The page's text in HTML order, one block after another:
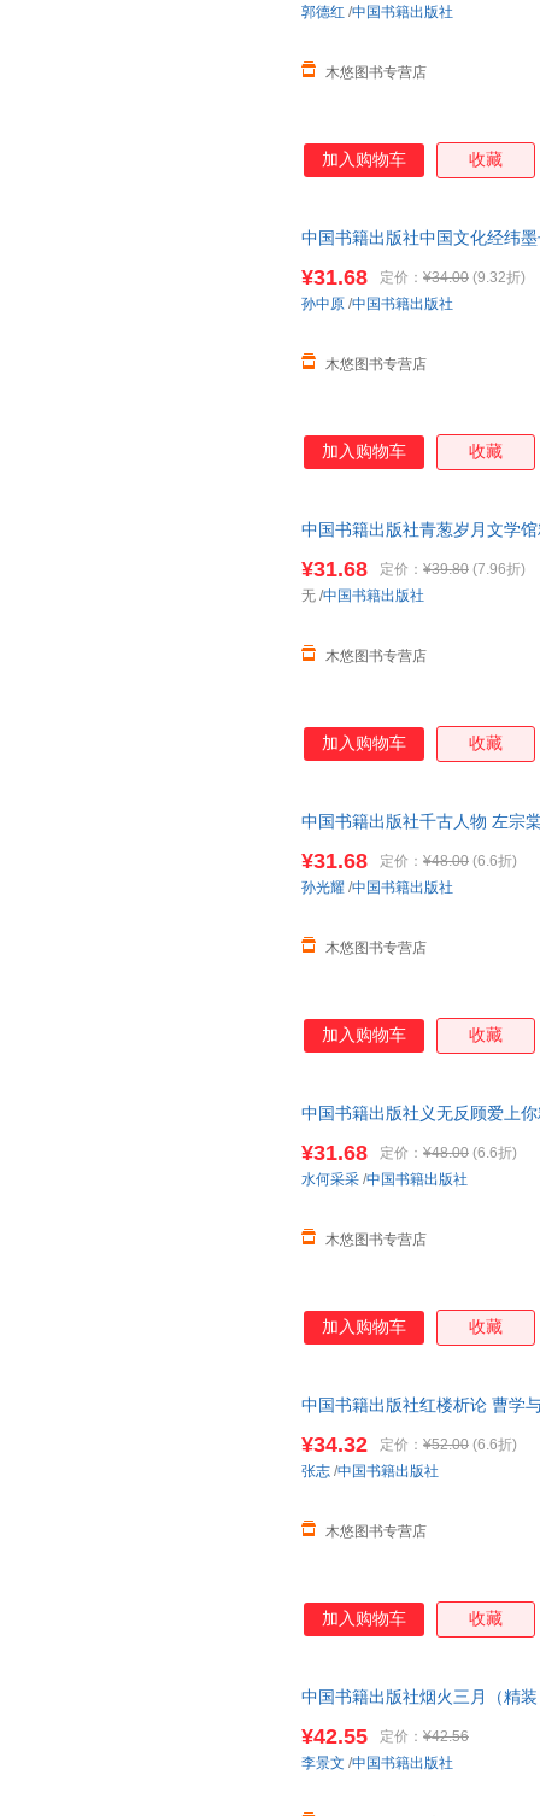
木悠图书专营店
郭德红 /中国书籍出版社
加入购物车 收藏
中国书籍出版社中国文化经纬
¥31.68 定价： ¥34.00 (9.32折)
木悠图书专营店
孙中原 /中国书籍出版社
加入购物车 收藏
中国书籍出版社青葱岁月文学
¥31.68 定价： ¥39.80 (7.96折)
木悠图书专营店
无 /中国书籍出版社
加入购物车 收藏
中国书籍出版社千古人物 左宗
¥31.68 定价： ¥48.00 (6.6折)
木悠图书专营店
孙光耀 /中国书籍出版社
加入购物车 收藏
中国书籍出版社义无反顾爱上
¥31.68 定价： ¥48.00 (6.6折)
木悠图书专营店
水何采采 /中国书籍出版社
加入购物车 收藏
中国书籍出版社红楼析论 曹学
¥34.32 定价： ¥52.00 (6.6折)
木悠图书专营店
张志 /中国书籍出版社
加入购物车 收藏
中国书籍出版社烟火三月（精
¥42.55 定价： ¥42.56
李景文 /中国书籍出版社